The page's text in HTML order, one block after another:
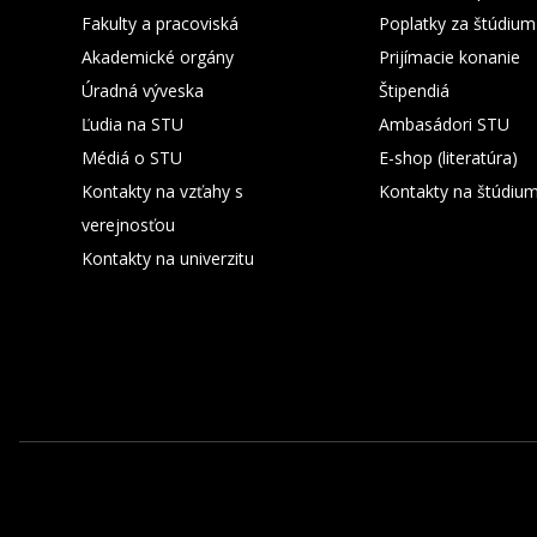
Fakulty a pracoviská
Akademické orgány
Úradná výveska
Ľudia na STU
Médiá o STU
Kontakty na vzťahy s
verejnosťou
Kontakty na univerzitu
Poplatky za štúdium
Prijímacie konanie
Štipendiá
Ambasádori STU
E-shop (literatúra)
Kontakty na